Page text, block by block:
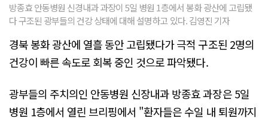
방종효 안동병원 신경내과 과장이 5일 병원 1층에서 봉화 광산에 고립됐
다 구조된 광부들의 건강 상태에 대해 설명하고 있다. 김영진 기자
경북 봉화 광산에 열흘 동안 고립됐다가 극적 구조된 2명의
건강이 빠른 속도로 회복 중인 것으로 파악됐다.
광부들의 주치의인 안동병원 신장내과 방종효 과장은 5일
병원 1층에서 열린 브리핑에서 "환자들은 수일 내 퇴원까지